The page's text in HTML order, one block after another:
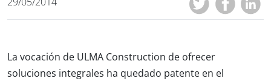
29/05/2014
La vocación de ULMA Construction de ofrecer
soluciones integrales ha quedado patente en el